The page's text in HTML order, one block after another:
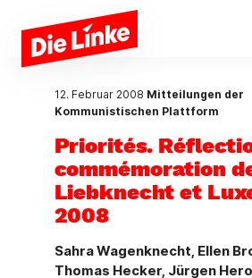
Zum Hauptinhalt springen
12. Februar 2008 Mitteilungen der
Kommunistischen Plattform
Priorités.
commémoration
Liebknecht et
2008
Sahra Wagenknecht, Ellen
Thomas Hecker, Jürgen